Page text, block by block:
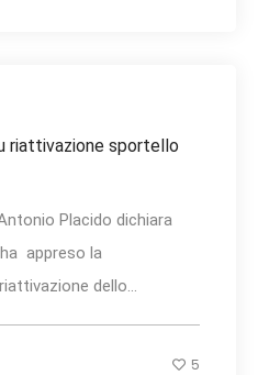
riattivazione sportello
Placido dichiara
appreso la
dello...
5